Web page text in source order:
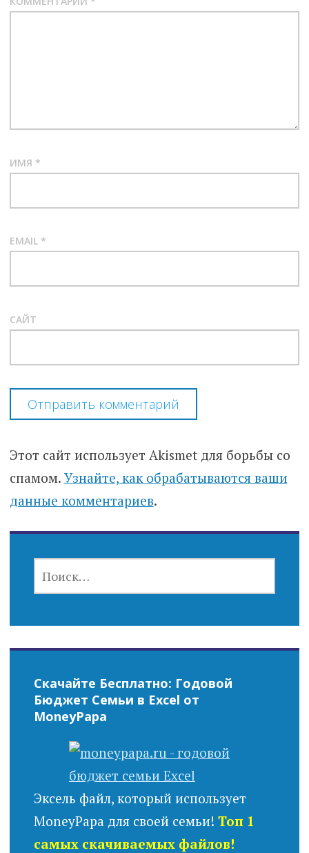
ИМЯ *
EMAIL *
САЙТ
Этот сайт использует Akismet для борьбы со
спамом. Узнайте, как обрабатываются ваши
данные комментариев.
Скачайте Бесплатно: Годовой
Бюджет Семьи в Excel от
MoneyPapa
Эксель файл, который использует
MoneyPapa для своей семьи! Топ 1
самых скачиваемых файлов!